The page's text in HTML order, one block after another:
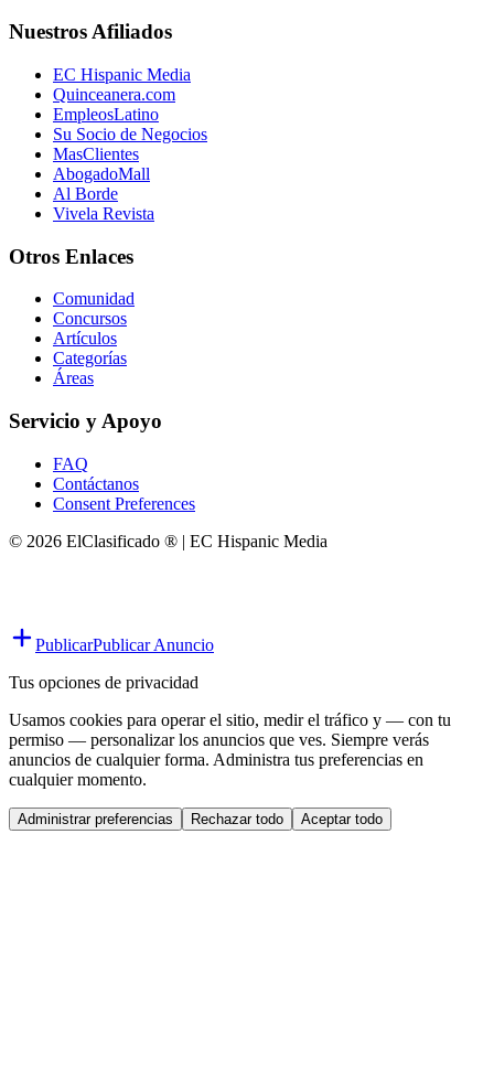
Nuestros Afiliados
EC Hispanic Media
Quinceanera.com
EmpleosLatino
Su Socio de Negocios
MasClientes
AbogadoMall
Al Borde
Vivela Revista
Otros Enlaces
Comunidad
Concursos
Artículos
Categorías
Áreas
Servicio y Apoyo
FAQ
Contáctanos
Consent Preferences
© 2026 ElClasificado ® | EC Hispanic Media
PublicarPublicar Anuncio
Tus opciones de privacidad
Usamos cookies para operar el sitio, medir el tráfico y — con tu
permiso — personalizar los anuncios que ves. Siempre verás
anuncios de cualquier forma. Administra tus preferencias en
cualquier momento.
Administrar preferencias Rechazar todo Aceptar todo